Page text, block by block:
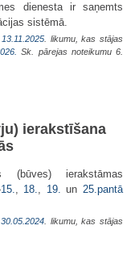
dienesta ir saņemts
sistēmā.
13.11.2025. likumu, kas stājas
Sk. pārejas noteikumu 6.
ierakstīšana
ierakstāmas
15. 18. 19.un 25.pantā
30.05.2024 . likumu, kas stājas